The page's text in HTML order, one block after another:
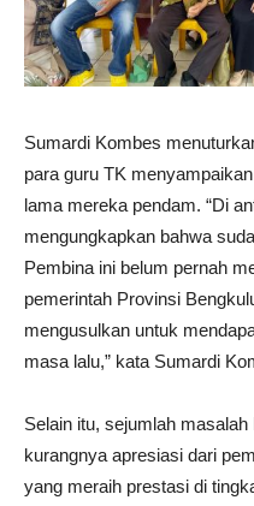
Sumardi Kombes
para guru TK
lama mereka pendam. “Di
mengungkapkan bahwa
Pembina ini belum pernah
pemerintah Provinsi
mengusulkan untuk
masa lalu,” kata Sumardi
Selain itu, sejumlah
kurangnya apresiasi dari
yang meraih prestasi di